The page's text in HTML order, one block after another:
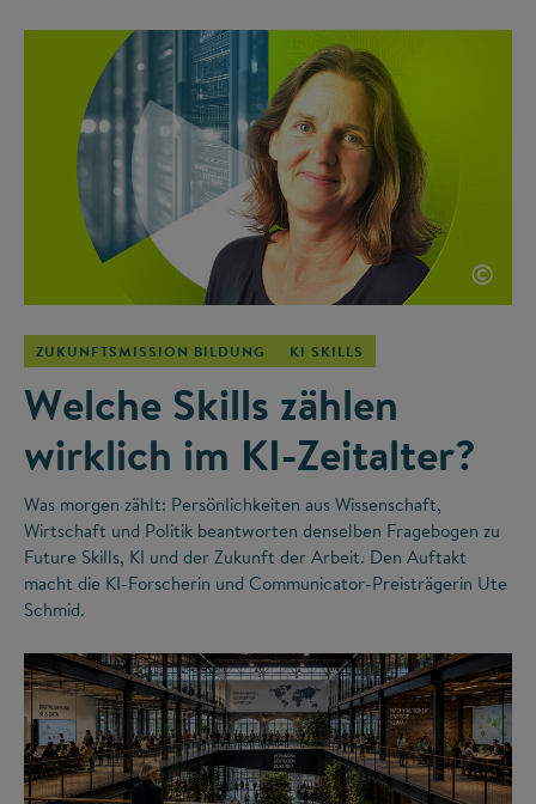
©
ZUKUNFTSMISSION BILDUNG KI SKILLS
Welche Skills zählen
wirklich im KI-Zeitalter?
Was morgen zählt: Persönlichkeiten aus Wissenschaft,
Wirtschaft und Politik beantworten denselben Fragebogen zu
Future Skills, KI und der Zukunft der Arbeit. Den Auftakt
macht die KI-Forscherin und Communicator-Preisträgerin Ute
Schmid.